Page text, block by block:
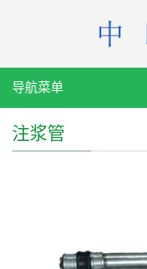
导航菜单
注浆管